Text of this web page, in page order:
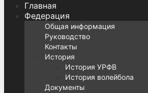
Главная
Федерация
Общая информация
Руководство
Контакты
История
История УРФВ
История волейбола
Документы